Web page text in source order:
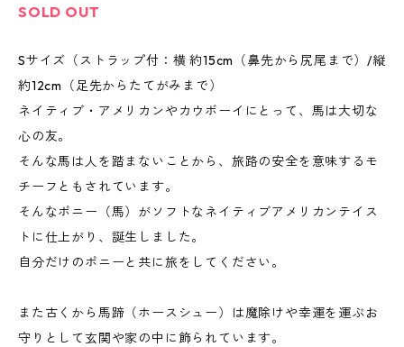
SOLD OUT
Sサイズ（ストラップ付：横 約15cm（鼻先から尻尾まで）/縦
約12cm（足先からたてがみまで）
ネイティブ・アメリカンやカウボーイにとって、馬は大切な
心の友。
そんな馬は人を踏まないことから、旅路の安全を意味するモ
チーフともされています。
そんなポニー（馬）がソフトなネイティブアメリカンテイス
トに仕上がり、誕生しました。
自分だけのポニーと共に旅をしてください。
また古くから馬蹄（ホースシュー）は魔除けや幸運を運ぶお
守りとして玄関や家の中に飾られています。